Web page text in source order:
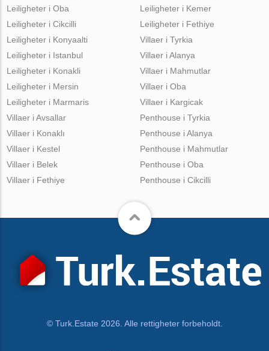
Leiligheter i Oba
Leiligheter i Cikcilli
Leiligheter i Kemer
Leiligheter i Fethiye
Leiligheter i Konyaalti
Leiligheter i Istanbul
Leiligheter i Konakli
Leiligheter i Mersin
Leiligheter i Marmaris
Villaer i Tyrkia
Villaer i Alanya
Villaer i Mahmutlar
Villaer i Oba
Villaer i Kargicak
Villaer i Avsallar
Villaer i Konaklı
Villaer i Kestel
Villaer i Belek
Villaer i Fethiye
Penthouse i Tyrkia
Penthouse i Alanya
Penthouse i Mahmutlar
Penthouse i Oba
Penthouse i Cikcilli
© Turk.Estate 2026. Alle rettigheter forbeholdt.